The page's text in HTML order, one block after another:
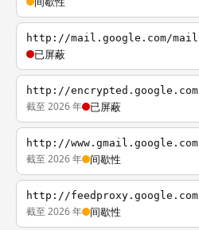
http://mail.google.com/mail
已屏蔽
http://encrypted.google.com
截至 2026 年 已屏蔽
http://www.gmail.google.com
截至 2026 年 间歇性
http://feedproxy.google.com
截至 2026 年 间歇性